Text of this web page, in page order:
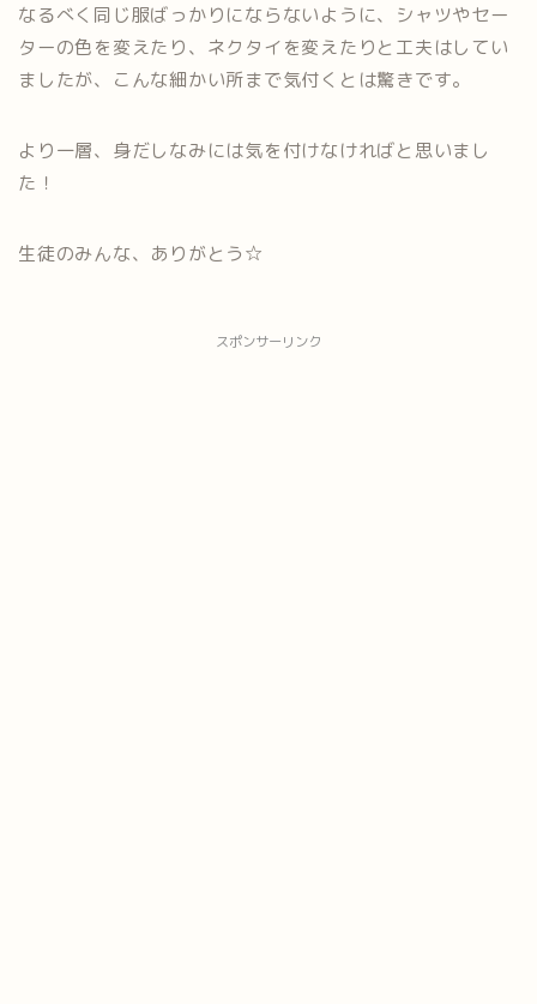
なるべく同じ服ばっかりにならないように、シャツやセー
ターの色を変えたり、ネクタイを変えたりと工夫はしてい
ましたが、こんな細かい所まで気付くとは驚きです。
より一層、身だしなみには気を付けなければと思いまし
た！
生徒のみんな、ありがとう☆
スポンサーリンク